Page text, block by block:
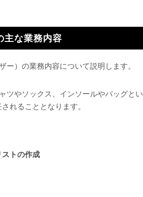
主な業務内容
）の業務内容について説明します。
ツやソックス、インソールやバッグとい
れることとなります。
トの作成